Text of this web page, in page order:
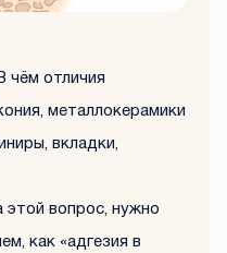
чём отличия
металлокерамики
вкладки,
вопрос, нужно
как «адгезия в